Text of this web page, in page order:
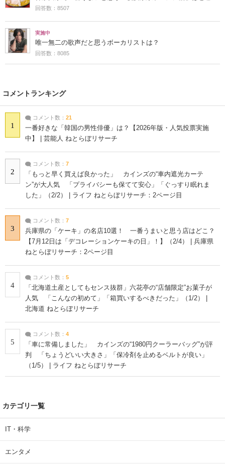
回答数：8507
実施中
唯一無二の歌声だと思うボーカリストは？
回答数：8085
コメントランキング
1
コメント数： 21
一番好きな「韓国の男性俳優」は？【2026年版・人気投票実施
中】 | 芸能人 ねとらぼリサーチ
2
コメント数： 7
「もっと早く買えば良かった」 カインズの“車内遮光カーテ
ン”が大人気 「プライバシーも保てて安心」「ぐっすり眠れま
した」（2/2） | ライフ ねとらぼリサーチ：2ページ目
3
コメント数： 7
兵庫県の「ケーキ」の名店10選！ 一番うまいと思う店はどこ？
【7月12日は「デコレーションケーキの日」！】（2/4） | 兵庫県
ねとらぼリサーチ：2ページ目
4
コメント数： 5
「北海道土産としてもセンス抜群」六花亭の“店舗限定”お菓子が
人気 「こんなの初めて」「箱買いするべきだった」（1/2） |
北海道 ねとらぼリサーチ
5
コメント数： 4
「車に常備しました」 カインズの“1980円クーラーバッグ”が評
判 「ちょうどいい大きさ」「保冷剤を止めるベルトが良い」
（1/5） | ライフ ねとらぼリサーチ
カテゴリ一覧
IT・科学
エンタメ